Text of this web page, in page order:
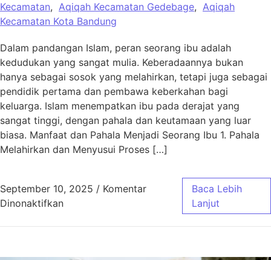
Kecamatan, Aqiqah Kecamatan Gedebage, Aqiqah
Kecamatan Kota Bandung
Dalam pandangan Islam, peran seorang ibu adalah
kedudukan yang sangat mulia. Keberadaannya bukan
hanya sebagai sosok yang melahirkan, tetapi juga sebagai
pendidik pertama dan pembawa keberkahan bagi
keluarga. Islam menempatkan ibu pada derajat yang
sangat tinggi, dengan pahala dan keutamaan yang luar
biasa. Manfaat dan Pahala Menjadi Seorang Ibu 1. Pahala
Melahirkan dan Menyusui Proses […]
September 10, 2025 / Komentar
Dinonaktifkanpada Keutamaan Seorang Ibu, Berkah dan
Baca Lebih
Lanjut